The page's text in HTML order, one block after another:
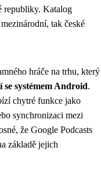
republiky. Katalog
tak české
hráče na trhu, který
systémem Android.
chytré funkce jako
synchronizaci mezi
že Google Podcasts
základě jejich